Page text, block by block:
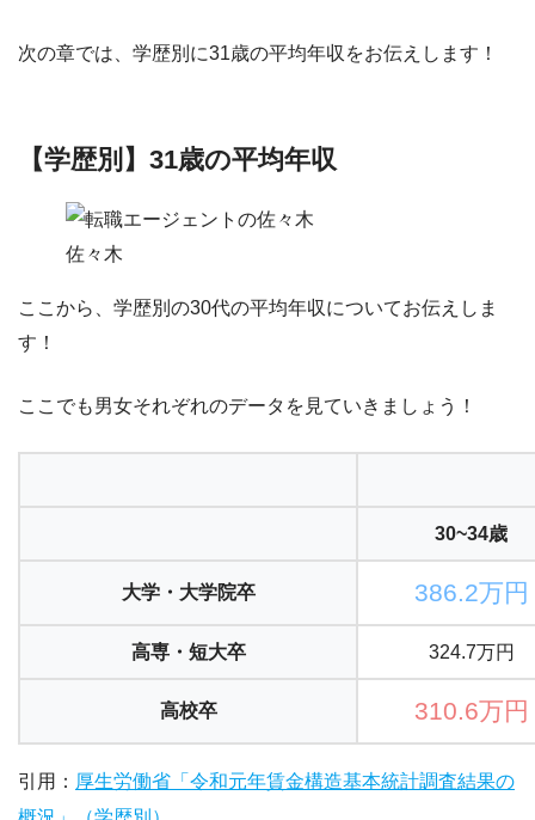
次の章では、学歴別に31歳の平均年収をお伝えします！
【学歴別】31歳の平均年収
佐々木
ここから、 学歴別の30代の平均年収についてお伝えしま
す！
ここでも男女それぞれのデータを見ていきましょう！
30~34歳
大学・大学院卒 386.2万円
高専・短大卒 324.7万円
高校卒 310.6万円
引用： 厚生労働省「令和元年賃金構造基本統計調査結果の